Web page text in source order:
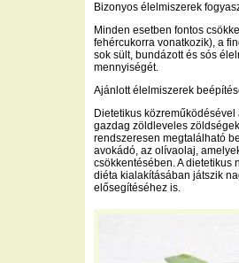
Bizonyos élelmiszerek
Minden esetben fontos
fehércukorra vonatkozik), a
sok sült, bundázott és sós
mennyiségét.
Ajánlott élelmiszerek
Dietetikus
gazdag zöldleveles
rendszeresen megtalálható
avokádó, az olívaolaj,
csökkentésében. A dietetikus
diéta kialakításában játszik
elősegítéséhez is.